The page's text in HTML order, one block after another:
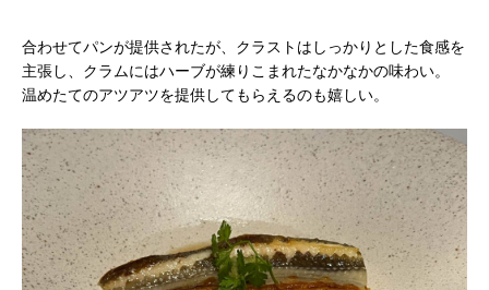
合わせてパンが提供されたが、クラストはしっかりとした食感を
主張し、クラムにはハーブが練りこまれたなかなかの味わい。
温めたてのアツアツを提供してもらえるのも嬉しい。